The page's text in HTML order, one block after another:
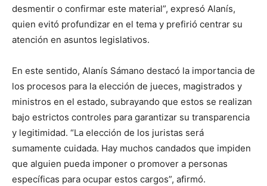
desmentir o confirmar este material”, expresó Alanís,
quien evitó profundizar en el tema y prefirió centrar su
atención en asuntos legislativos.
En este sentido, Alanís Sámano destacó la importancia de
los procesos para la elección de jueces, magistrados y
ministros en el estado, subrayando que estos se realizan
bajo estrictos controles para garantizar su transparencia
y legitimidad. “La elección de los juristas será
sumamente cuidada. Hay muchos candados que impiden
que alguien pueda imponer o promover a personas
específicas para ocupar estos cargos”, afirmó.